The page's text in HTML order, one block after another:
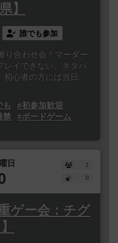
】
誰でも参加
り合わせ会！マーダー
レイできない、ネタバ
心者の方には当日、
も
#初参加歓迎
禁
#ボードゲーム
曜日
1
0
ゲー会：チグ